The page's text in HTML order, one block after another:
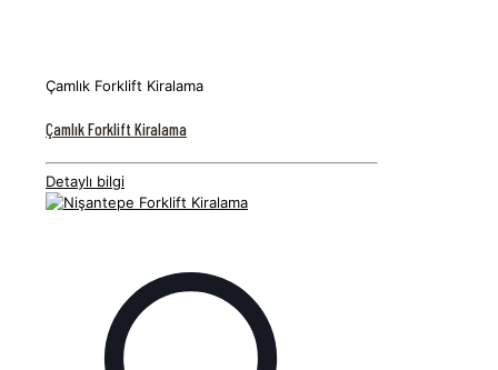
Çamlık Forklift Kiralama
Çamlık Forklift Kiralama
Detaylı bilgi